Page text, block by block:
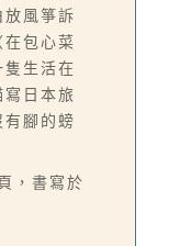
放風箏訴
包心菜
生活在
日本旅
腳的螃
，書寫於